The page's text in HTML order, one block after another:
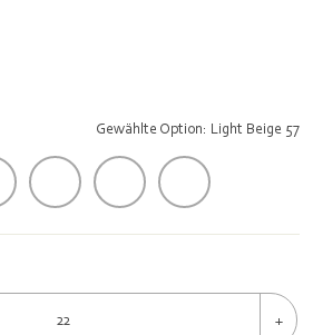
Gewählte Option: Light Beige 57
+